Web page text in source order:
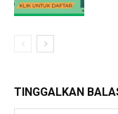
TINGGALKAN